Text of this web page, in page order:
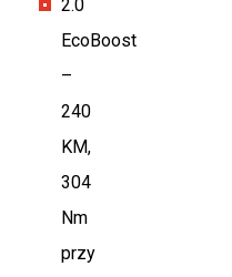
2.0
EcoBoost
–
240
KM,
304
Nm
przy